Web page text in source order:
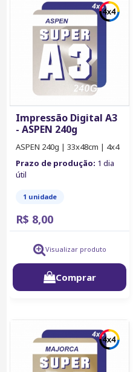
Impressão Digital A3
- ASPEN 240g
ASPEN 240g | 33x48cm | 4x4
Prazo de produção: 1 dia
útil
1 unidade
R$ 8,00
Visualizar produto
Comprar